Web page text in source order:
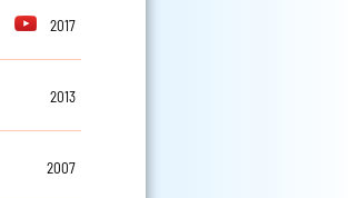
2017
2013
2007